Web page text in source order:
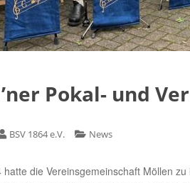
Pokal- und
BSV 1864 e.V. News
die Vereinsgemeinschaft Möllen